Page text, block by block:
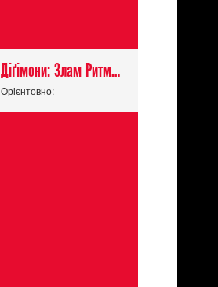
Діґімони: Злам Ритму / Digimon Beatbreak
Орієнтовно: